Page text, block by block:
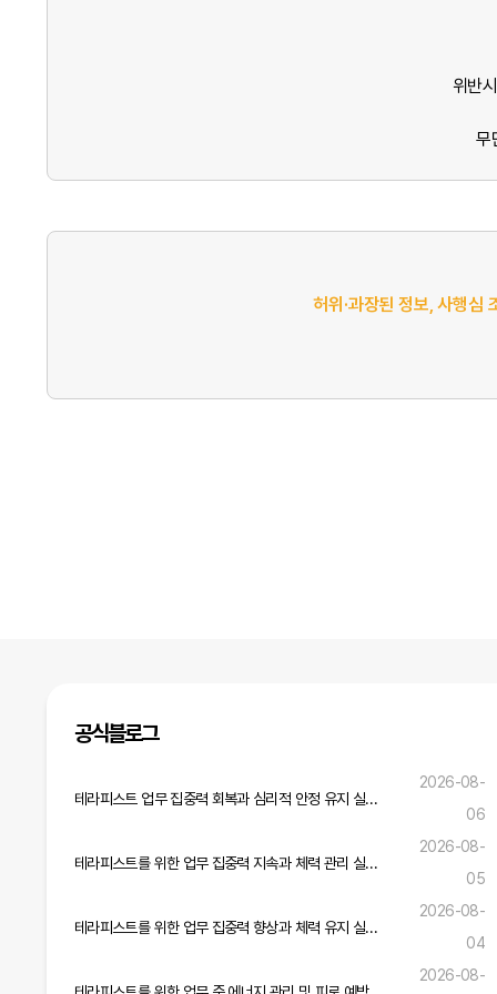
위반
무
허위·과장된 정보, 사행심
공식블로그
테라피스트 업무 집중력 회복과 심리적 안정 유지 실무 전략
2026-08-
06
테라피스트를 위한 업무 집중력 지속과 체력 관리 실무 노하우
2026-08-
05
테라피스트를 위한 업무 집중력 향상과 체력 유지 실무 가이드
2026-08-
04
2026-08-